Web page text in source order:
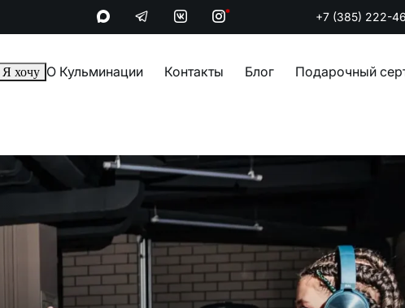
* +7 (385) 222-
Я хочу О Кульминации Контакты Блог Подарочный